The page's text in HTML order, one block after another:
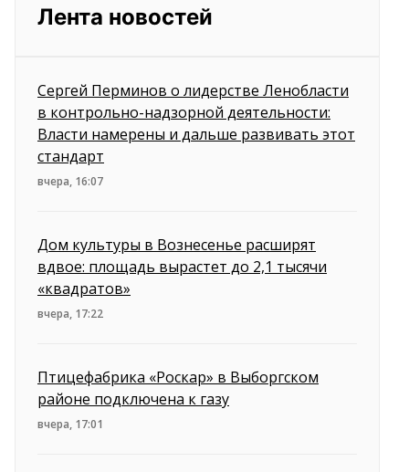
Лента новостей
Сергей Перминов о лидерстве Ленобласти
в контрольно-надзорной деятельности:
Власти намерены и дальше развивать этот
стандарт
вчера, 16:07
Дом культуры в Вознесенье расширят
вдвое: площадь вырастет до 2,1 тысячи
«квадратов»
вчера, 17:22
Птицефабрика «Роскар» в Выборгском
районе подключена к газу
вчера, 17:01